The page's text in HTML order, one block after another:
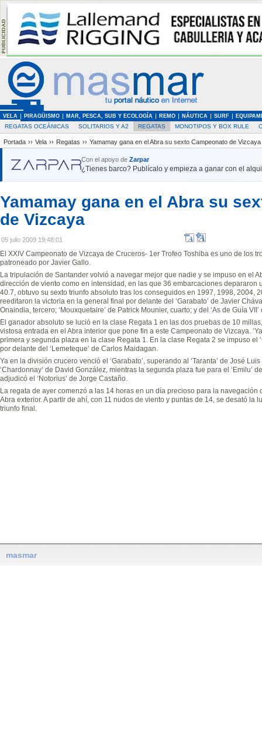
VELA PIRAGÜISMO MAR, PESCA, SUB Y ECOLOGÍA REMO NÁUTICA SURF
REGATAS OCEÁNICAS SOLITARIOS Y A2 REGATAS MONOTIPOS Y BOX RULE
Portada ›› Vela ›› Regatas ›› Yamamay gana en el Abra su sexto Campeonato de Vizcaya
Con el apoyo de Zarpar
¿Tienes barco? Publícalo y empieza a ganar con el
Yamamay gana en el Abra su
de Vizcaya
05 julio 2009 19:48:01
El XXIV Campeonato de Vizcaya de Cruceros- 1er Trofeo Toshiba es uno de los
patroneado por Javier Gallo.
La tripulación de Santander volvió a navegar mejor que nadie y se impuso en el
dirección de viento como en intensidad, en las que 36 embarcaciones depararon
40.7, obtuvo su sexto triunfo absoluto tras los conseguidos en 1997, 1998, 2004,
reeditaron la victoria en la general final por delante del ‘Garabato’ de Javier
Onaindia, tercero; ‘Mouxquetaire’ de Patrick Mounier, cuarto; y del ‘As de Guía
El ganador absoluto se lució en la clase Regata 1 en las dos pruebas de 10
vistosa entrada en el Abra interior que pone fin a este Campeonato de Vizcaya.
primera y segunda plaza en la clase Regata 1. En la clase Regata 2 se impuso el
por delante del ‘Lemeteque’ de Carlos Maidagan.
Ya en la división crucero venció el ‘Garabato’, superando al ‘Taranta’ de José
‘Chardonnay’ de David González, mientras la segunda plaza fue para el ‘Emilu’
adjudicó el ‘Notorius’ de Jorge Castaño.
La regata de ayer comenzó a las 14 horas en un día precioso para la
Abra exterior. A partir de ahí, con 11 nudos de viento y puntas de 14, se desató la
triunfo final.
masmar